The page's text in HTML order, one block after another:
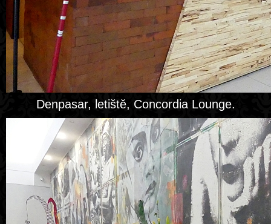
Denpasar, letiště, Concordia Lounge.